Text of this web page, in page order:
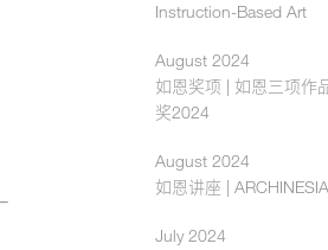
Instruction-Based Art
August 2024
如恩奖项 | 如恩三项作
奖2024
August 2024
如恩讲座 |
July 2024